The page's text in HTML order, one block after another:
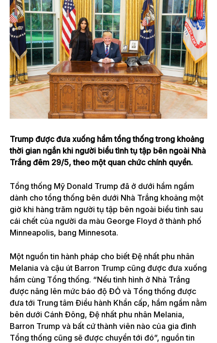
Trump được đưa xuống hầm tổng thống trong khoảng
thời gian ngắn khi người biểu tình tụ tập bên ngoài Nhà
Trắng đêm 29/5, theo một quan chức chính quyền.
Tổng thống Mỹ Donald Trump đã ở dưới hầm ngầm
dành cho tổng thống bên dưới Nhà Trắng khoảng một
giờ khi hàng trăm người tụ tập bên ngoài biểu tình sau
cái chết của người da màu George Floyd ở thành phố
Minneapolis, bang Minnesota.
Một nguồn tin hành pháp cho biết Đệ nhất phu nhân
Melania và cậu út Barron Trump cũng được đưa xuống
hầm cùng Tổng thống. “Nếu tình hình ở Nhà Trắng
được nâng lên mức báo độ ĐỎ và Tổng thống được
đưa tới Trung tâm Điều hành Khẩn cấp, hầm ngầm nằm
bên dưới Cánh Đông, Đệ nhất phu nhân Melania,
Barron Trump và bất cứ thành viên nào của gia đình
Tổng thống cũng sẽ được chuyển tới đó”, nguồn tin